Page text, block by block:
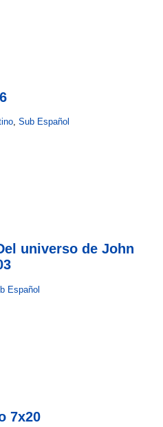
, Sub Español
universo de John
Español
7x20